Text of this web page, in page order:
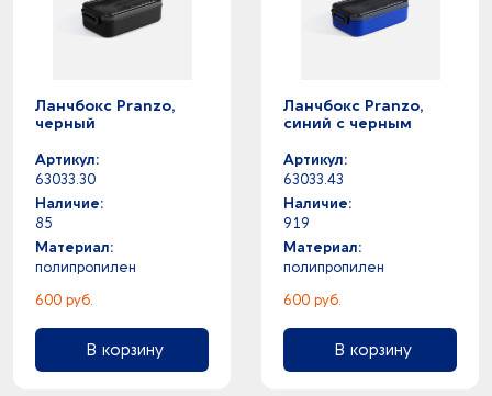
Ланчбокс Pranzo,
черный
Артикул:
63033.30
Наличие:
85
Материал:
полипропилен
600 руб.
В корзину
Ланчбокс Pranzo,
синий с черным
Артикул:
63033.43
Наличие:
919
Материал:
полипропилен
600 руб.
В корзину